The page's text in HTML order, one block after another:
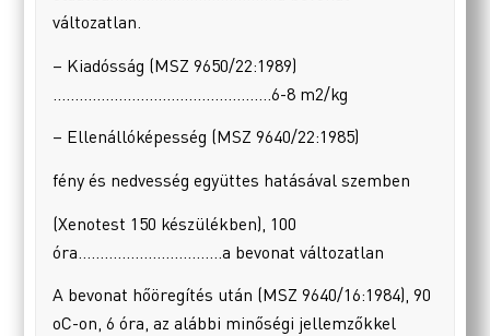
változatlan.
– Kiadósság (MSZ 9650/22:1989)
…………………………………………..6-8 m2/kg
– Ellenállóképesség (MSZ 9640/22:1985)
fény és nedvesség együttes hatásával szemben
(Xenotest 150 készülékben), 100
óra……………………………a bevonat változatlan
A bevonat hőöregítés után (MSZ 9640/16:1984), 90
oC-on, 6 óra, az alábbi minőségi jellemzőkkel